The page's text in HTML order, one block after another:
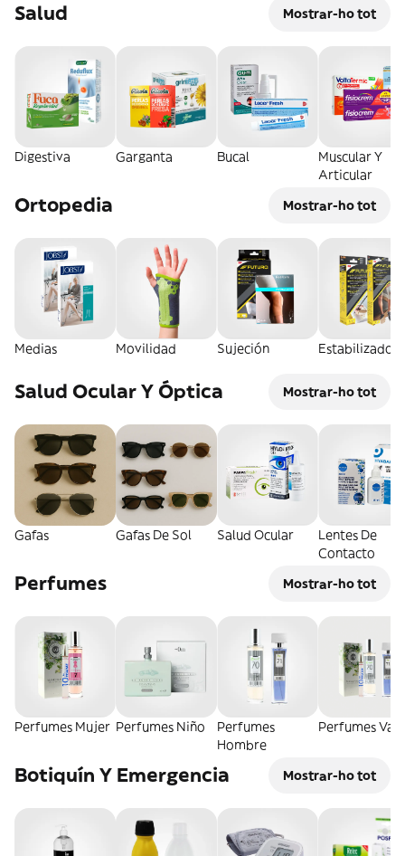
Salud Mostrar-ho tot
Digestiva Garganta Bucal
Muscular Y
Articular
Ortopedia Mostrar-ho tot
Medias Movilidad Sujeción Estabilizador
Salud Ocular Y Óptica Mostrar-ho tot
Gafas Gafas De Sol Salud Ocular
Lentes De
Contacto
Perfumes Mostrar-ho tot
Perfumes Mujer Perfumes Niño
Perfumes
Hombre
Perfumes
Botiquín Y Emergencia Mostrar-ho tot